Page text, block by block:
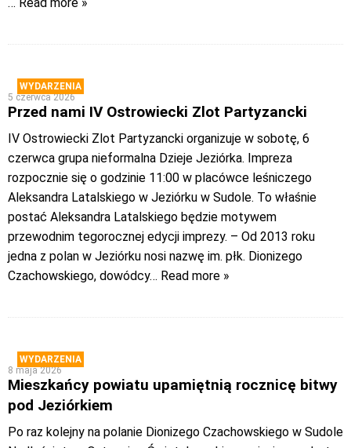
WYDARZENIA
5 czerwca 2026
Przed nami IV Ostrowiecki Zlot Partyzancki
IV Ostrowiecki Zlot Partyzancki organizuje w sobotę, 6
czerwca grupa nieformalna Dzieje Jeziórka. Impreza
rozpocznie się o godzinie 11:00 w placówce leśniczego
Aleksandra Latalskiego w Jeziórku w Sudole. To właśnie
postać Aleksandra Latalskiego będzie motywem
przewodnim tegorocznej edycji imprezy. – Od 2013 roku
jedna z polan w Jeziórku nosi nazwę im. płk. Dionizego
Czachowskiego, dowódcy… Read more »
WYDARZENIA
8 maja 2026
Mieszkańcy powiatu upamiętnią rocznicę bitwy
pod Jeziórkiem
Po raz kolejny na polanie Dionizego Czachowskiego w Sudole